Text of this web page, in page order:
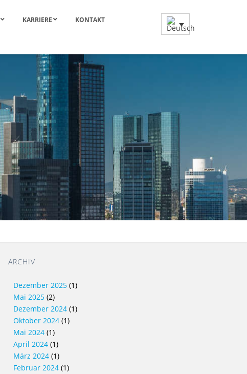
KARRIERE KONTAKT
ARCHIV
Dezember 2025 (1)
Mai 2025 (2)
Dezember 2024 (1)
Oktober 2024 (1)
Mai 2024 (1)
April 2024 (1)
März 2024 (1)
Februar 2024 (1)